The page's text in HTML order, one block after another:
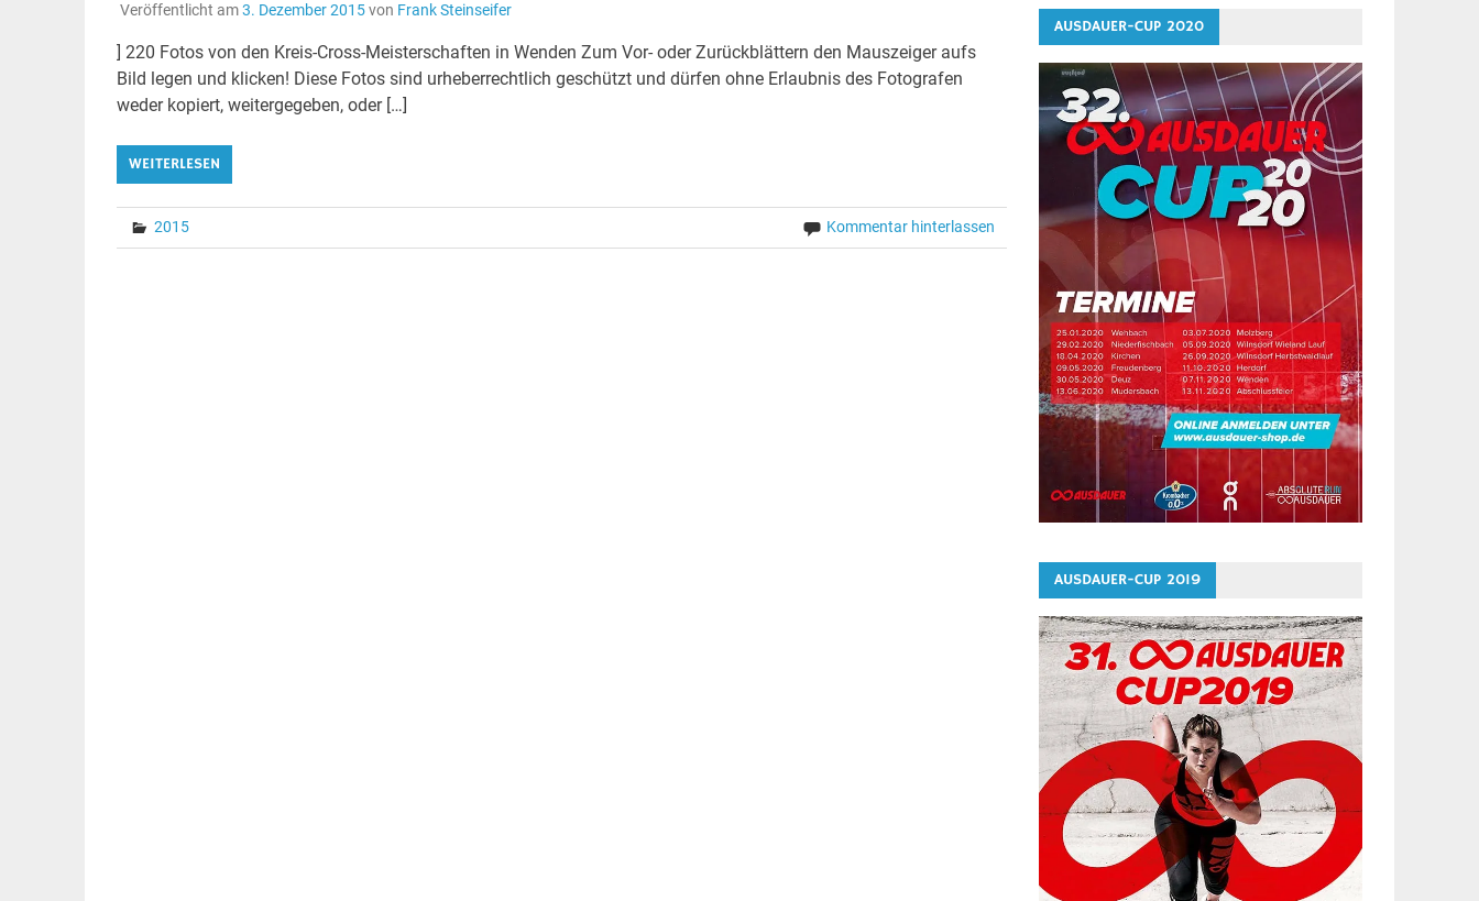
Veröffentlicht am3. Dezember 2015von Frank Steinseifer
] 220 Fotos von den Kreis-Cross-Meisterschaften in Wenden Zum Vor- oder Zurückblättern den Mauszeiger aufs
Bild legen und klicken! Diese Fotos sind urheberrechtlich geschützt und dürfen ohne Erlaubnis des Fotografen
weder kopiert, weitergegeben, oder […]
WEITERLESEN
2015 Kommentar hinterlassen
AUSDAUER-CUP 2020
AUSDAUER-CUP 2019